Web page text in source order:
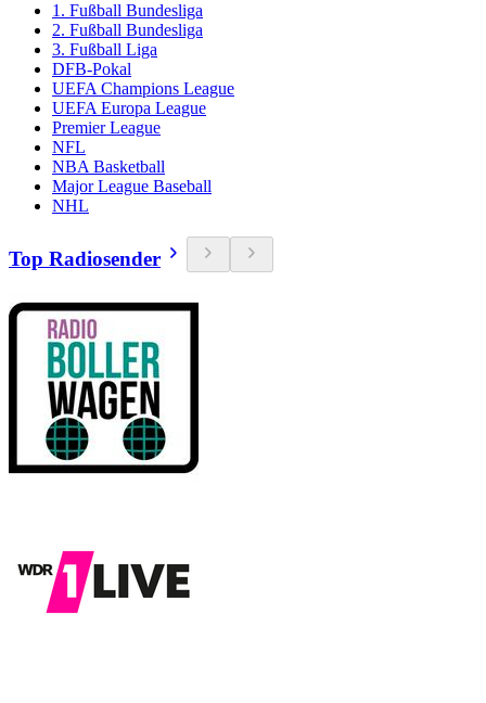
1. Fußball Bundesliga
2. Fußball Bundesliga
3. Fußball Liga
DFB-Pokal
UEFA Champions League
UEFA Europa League
Premier League
NFL
NBA Basketball
Major League Baseball
NHL
Top Radiosender